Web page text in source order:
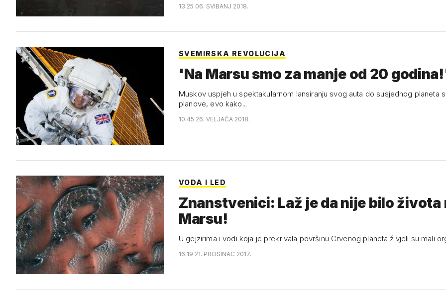
13:25 06. SVIBANJ 2018.
SVEMIRSKA REVOLUCIJA
'Na Marsu smo za manje od 20
Muskov uspjeh u spektakularnom lansiranju svog auta do susjednog planeta
planove, evo kako...
10:45 26. VELJAČA 2018.
VODA I LED
Znanstvenici: Laž je da nije bilo života
Marsu!
U gejzirima i vodi koja je prekrivala površinu Crvenog planeta živjeli su mali
16:19 21. PROSINAC 2017.